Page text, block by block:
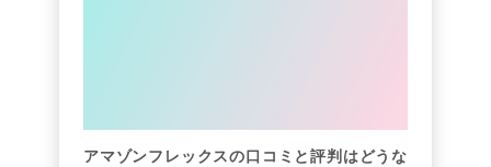
アマゾンフレックスの口コミと評判はどうな